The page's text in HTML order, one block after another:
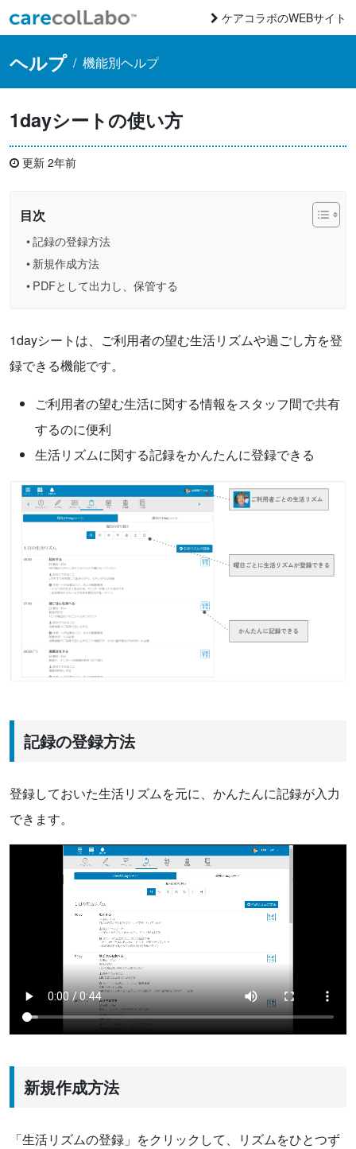
コンテンツへスキップ
Main Navigation ケアコラボのWEBサイト
ヘルプ / 機能別ヘルプ
1dayシートの使い方
更新 2年前
目次
記録の登録方法
新規作成方法
PDFとして出力し、保管する
1dayシートは、ご利用者の望む生活リズムや過ごし方を登
録できる機能です。
ご利用者の望む生活に関する情報をスタッフ間で共有
するのに便利
生活リズムに関する記録をかんたんに登録できる
記録の登録方法
登録しておいた生活リズムを元に、かんたんに記録が入力
できます。
新規作成方法
「生活リズムの登録」をクリックして、リズムをひとつず